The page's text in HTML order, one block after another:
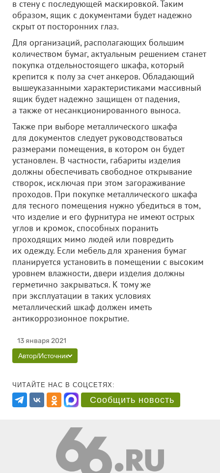
в стену с последующей маскировкой. Таким
образом, ящик с документами будет надежно
скрыт от посторонних глаз.
Для организаций, располагающих большим
количеством бумаг, актуальным решением станет
покупка отдельностоящего шкафа, который
крепится к полу за счет анкеров. Обладающий
вышеуказанными характеристиками массивный
ящик будет надежно защищен от падения,
а также от несанкционированного выноса.
Также при выборе металлического шкафа
для документов следует руководствоваться
размерами помещения, в котором он будет
установлен. В частности, габариты изделия
должны обеспечивать свободное открывание
створок, исключая при этом загораживание
проходов. При покупке металлического шкафа
для тесного помещения нужно убедиться в том,
что изделие и его фурнитура не имеют острых
углов и кромок, способных поранить
проходящих мимо людей или повредить
их одежду. Если мебель для хранения бумаг
планируется установить в помещении с высоким
уровнем влажности, двери изделия должны
герметично закрываться. К тому же
при эксплуатации в таких условиях
металлический шкаф должен иметь
антикоррозионное покрытие.
13 января 2021
Автор/Источник
ЧИТАЙТЕ НАС В СОЦСЕТЯХ:
Сообщить новость